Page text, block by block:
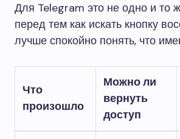
Для Telegram это не одно и то
перед тем как искать кнопку
лучше спокойно понять, что
Что
произошло
Можно ли
вернуть
доступ